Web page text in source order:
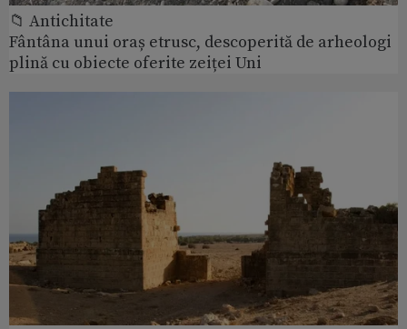
📁 Antichitate
Fântâna unui oraș etrusc, descoperită de arheologi
plină cu obiecte oferite zeiței Uni